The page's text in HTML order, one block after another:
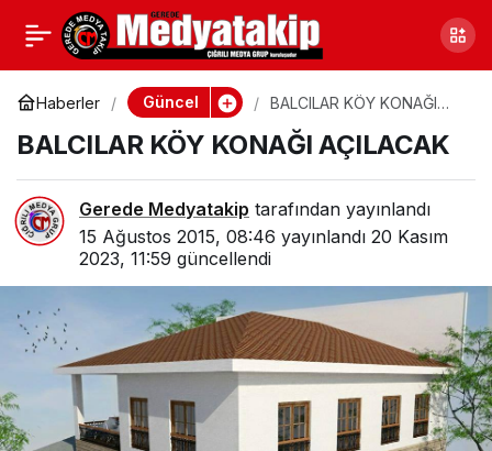
Haberler Güncel
BALCILAR KÖY KONAĞI
BALCILAR KÖY KONAĞI AÇILACAK
Gerede Medyatakip tarafından yayınlandı
15 Ağustos 2015, 08:46 yayınlandı 20 Kasım
2023, 11:59 güncellendi
GEREDE CUMA’YI
BEKLİYOR!
Paylaş